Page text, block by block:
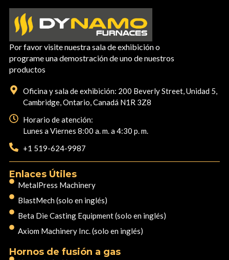
Por favor visite nuestra sala de exhibición o
programe una demostración de uno de nuestros
productos
Oficina y sala de exhibición: 200 Beverly Street, Unidad 5,
Cambridge, Ontario, Canadá N1R 3Z8
Horario de atención:
Lunes a Viernes 8:00 a. m. a 4:30 p. m.
+1 519-624-9987
Enlaces Útiles
MetalPress Machinery
BlastMech (solo en inglés)
Beta Die Casting Equipment (solo en inglés)
Axiom Machinery Inc. (solo en inglés)
Hornos de fusión a gas